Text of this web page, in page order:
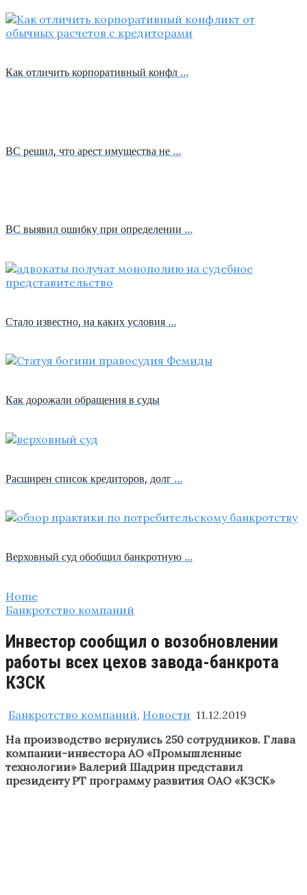
Как отличить корпоративный конфл …
ВС решил, что арест имущества не …
ВС выявил ошибку при определении …
Стало известно, на каких условия …
Как дорожали обращения в суды
Расширен список кредиторов, долг …
Верховный суд обобщил банкротную …
Home
Банкротство компаний
Инвестор сообщил о возобновлении
работы всех цехов завода-банкрота
КЗСК
Банкротство компаний, Новости 11.12.2019
На производство вернулись 250 сотрудников. Глава
компании-инвестора АО «Промышленные
технологии» Валерий Шадрин представил
президенту РТ программу развития ОАО «КЗСК»